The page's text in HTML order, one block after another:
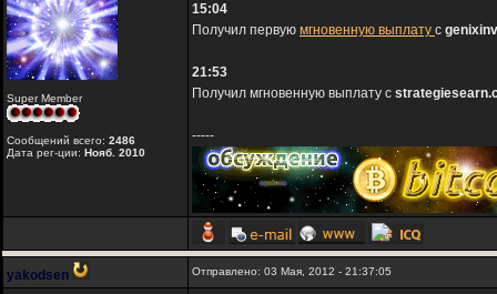
Super Member
Сообщений всего: 2486
Дата рег-ции: Нояб. 2010
15:04
Получил первую мгновенную выплату с
21:53
Получил мгновенную выплату с
-----
yakodsen Отправлено: 03 Мая, 2012 - 21:37:05